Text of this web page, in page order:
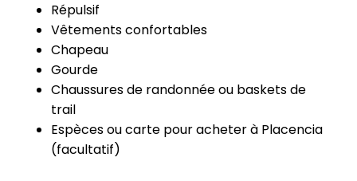
Répulsif
Vêtements confortables
Chapeau
Gourde
Chaussures de randonnée ou baskets de
trail
Espèces ou carte pour acheter à Placencia
(facultatif)